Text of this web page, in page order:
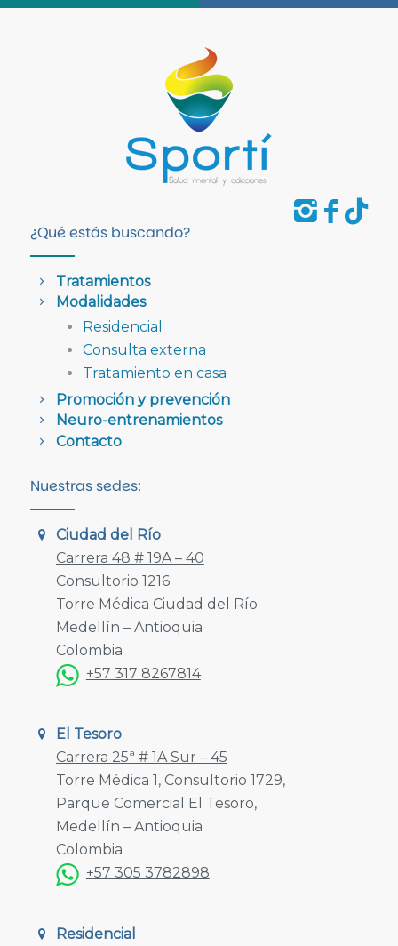
¿Qué estás buscando?
Tratamientos
Modalidades
Residencial
Consulta externa
Tratamiento en casa
Promoción y prevención
Neuro-entrenamientos
Contacto
Nuestras sedes:
Ciudad del Río
Carrera 48 # 19A – 40
Consultorio 1216
Torre Médica Ciudad del Río
Medellín – Antioquia
Colombia
+57 317 8267814
El Tesoro
Carrera 25ª # 1A Sur – 45
Torre Médica 1, Consultorio 1729,
Parque Comercial El Tesoro,
Medellín – Antioquia
Colombia
+57 305 3782898
Residencial